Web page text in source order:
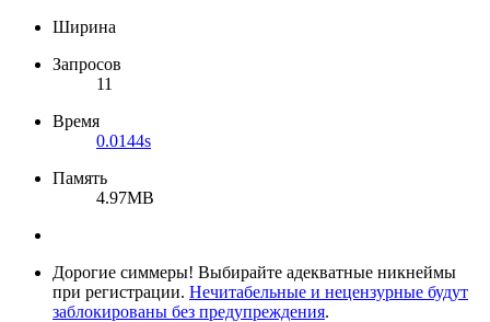
Ширина
Запросов
11
Время
0.0144s
Память
4.97MB
Дорогие симмеры! Выбирайте адекватные никнеймы
при регистрации. Нечитабельные и нецензурные будут
заблокированы без предупреждения.